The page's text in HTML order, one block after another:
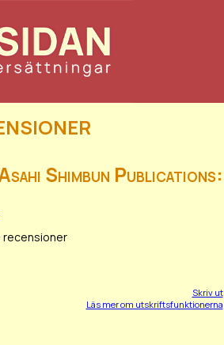
Shimbun Publications:
Skriv ut
Läs mer om utskriftsfunktionerna